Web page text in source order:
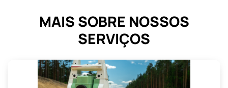
MAIS SOBRE NOSSOS
SERVIÇOS